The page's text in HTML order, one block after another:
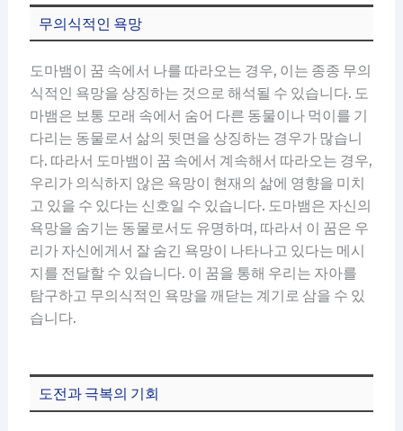
무의식적인 욕망
도마뱀이 꿈 속에서 나를 따라오는 경우, 이는 종종 무의
식적인 욕망을 상징하는 것으로 해석될 수 있습니다. 도
마뱀은 보통 모래 속에서 숨어 다른 동물이나 먹이를 기
다리는 동물로서 삶의 뒷면을 상징하는 경우가 많습니
다. 따라서 도마뱀이 꿈 속에서 계속해서 따라오는 경우,
우리가 의식하지 않은 욕망이 현재의 삶에 영향을 미치
고 있을 수 있다는 신호일 수 있습니다. 도마뱀은 자신의
욕망을 숨기는 동물로서도 유명하며, 따라서 이 꿈은 우
리가 자신에게서 잘 숨긴 욕망이 나타나고 있다는 메시
지를 전달할 수 있습니다. 이 꿈을 통해 우리는 자아를
탐구하고 무의식적인 욕망을 깨닫는 계기로 삼을 수 있
습니다.
도전과 극복의 기회